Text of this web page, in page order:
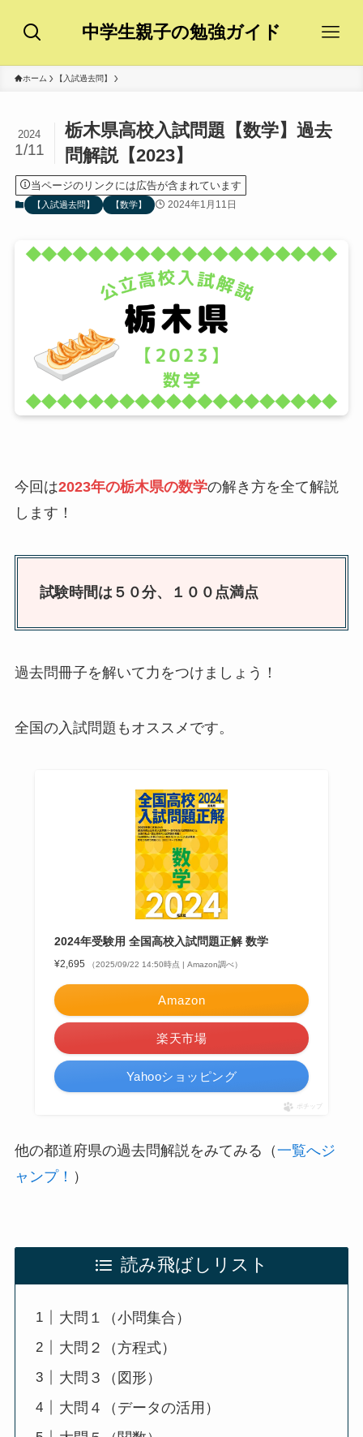
中学生親子の勉強ガイド
ホーム 【入試過去問】
栃木県高校入試問題【数学】過去
問解説【2023】
2024
1/11
当ページのリンクには広告が含まれています
【入試過去問】 【数学】 2024年1月11日
今回は2023年の栃木県の数学の解き方を全て解説
します！
試験時間は５０分、１００点満点
過去問冊子を解いて力をつけましょう！
全国の入試問題もオススメです。
2024年受験用 全国高校入試問題正解 数学
¥2,695 （2025/09/22 14:50時点 | Amazon調べ）
Amazon
楽天市場
Yahooショッピング
ポチップ
他の都道府県の過去問解説をみてみる（一覧へジ
ャンプ！ ）